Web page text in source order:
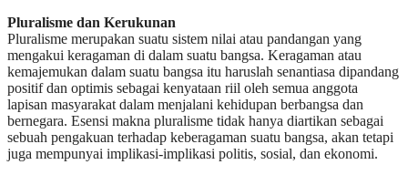
Pluralisme dan Kerukunan
Pluralisme merupakan suatu sistem nilai atau pandangan yang
mengakui keragaman di dalam suatu bangsa. Keragaman atau
kemajemukan dalam suatu bangsa itu haruslah senantiasa dipandang
positif dan optimis sebagai kenyataan riil oleh semua anggota
lapisan masyarakat dalam menjalani kehidupan berbangsa dan
bernegara. Esensi makna pluralisme tidak hanya diartikan sebagai
sebuah pengakuan terhadap keberagaman suatu bangsa, akan tetapi
juga mempunyai implikasi-implikasi politis, sosial, dan ekonomi.